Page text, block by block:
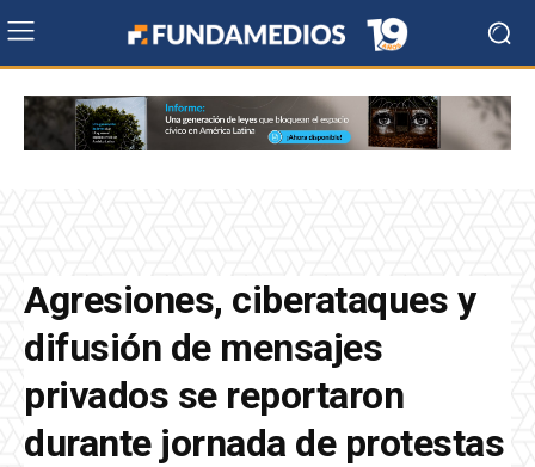
Agresiones, ciberataques y
difusión de mensajes
privados se reportaron
durante jornada de protestas